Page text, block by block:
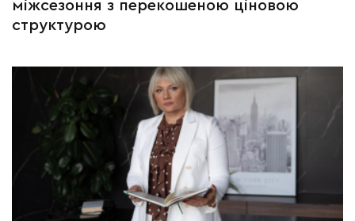
міжсезоння з перекошеною ціновою
структурою